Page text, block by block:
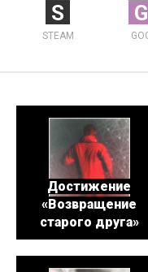
S
STEAM
G
Достижение
«Возвращение
старого друга»